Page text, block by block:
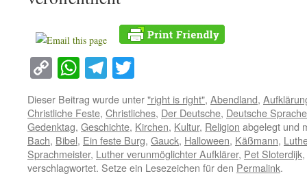
Copy
Link
WhatsApp
Telegram
Dieser Beitrag wurde unter"right is right", Abendland,
Christliche Feste, Christliches, Der Deutsche, Deutsche Sprache
Gedenktag, Geschichte, Kirchen, Kultur, Religion abgelegt und
Bach, Bibel, Ein feste Burg, Gauck, Halloween, Käßmann,
Sprachmeister, Luther verunmöglichter Aufklärer, Pet Sloterdijk,
verschlagwortet. Setze ein Lesezeichen für den Permalink.